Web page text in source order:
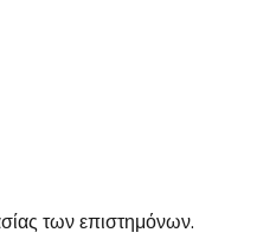
των επιστημόνων.